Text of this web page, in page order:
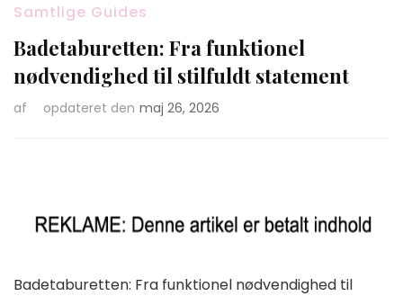
Samtlige Guides
Badetaburetten: Fra funktionel
nødvendighed til stilfuldt statement
af opdateret den maj 26, 2026
Badetaburetten: Fra funktionel nødvendighed til